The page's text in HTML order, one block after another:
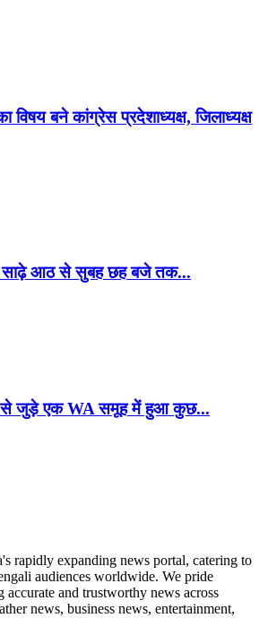
विषय बने कांग्रेस प्रदेशाध्यक्ष, जिलाध्यक्ष
आठ से सुबह छह बजे तक...
से जुड़े एक WA समूह में हुआ कुछ...
rapidly expanding news portal, catering to
audiences worldwide. We pride
accurate and trustworthy news across
news, business news, entertainment,